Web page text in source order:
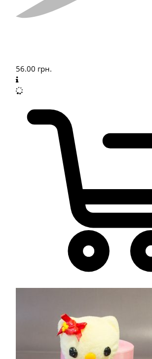
56.00 грн.